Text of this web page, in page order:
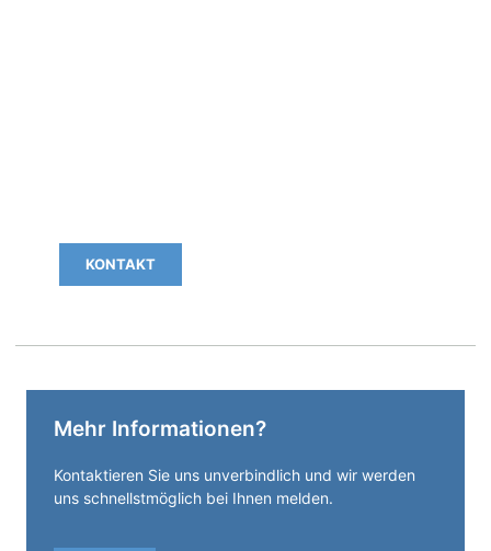
KONTAKT
Mehr Informationen?
Kontaktieren Sie uns unverbindlich und wir werden
uns schnellstmöglich bei Ihnen melden.